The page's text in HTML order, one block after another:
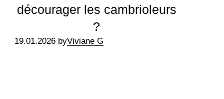
décourager les cambrioleurs
?
19.01.2026 byViviane G